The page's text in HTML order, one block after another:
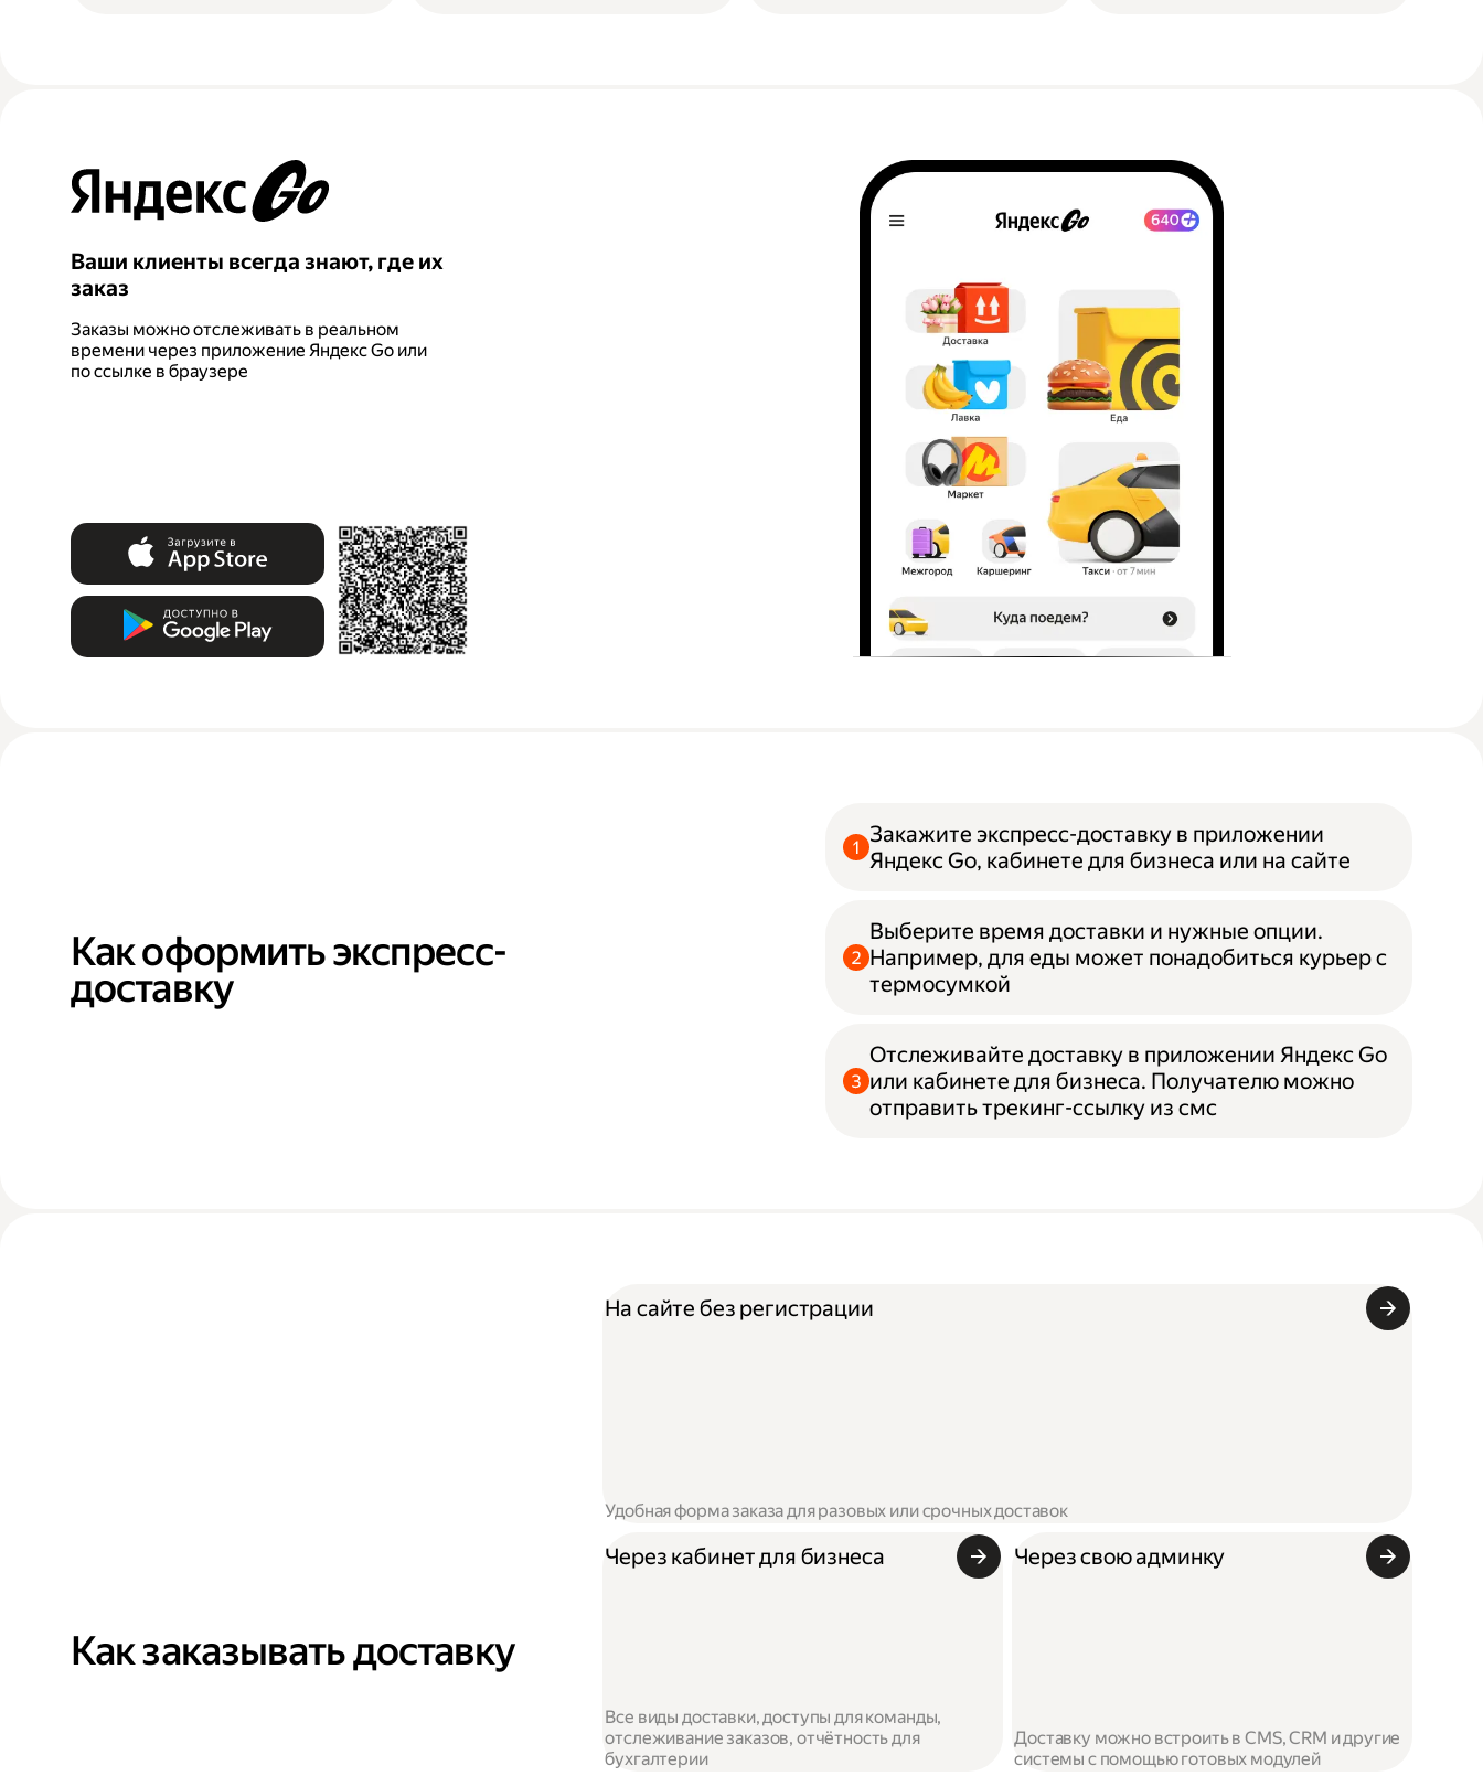
Ваши клиенты всегда знают, где их
заказ
Заказы можно отслеживать в реальном
времени через приложение Яндекс Go или
по ссылке в браузере
Как оформить экспресс-
доставку
Закажите экспресс-доставку в приложении
Яндекс Go, кабинете для бизнеса или на сайте
Выберите время доставки и нужные опции.
Например, для еды может понадобиться курьер с
термосумкой
Отслеживайте доставку в приложении Яндекс Go
или кабинете для бизнеса. Получателю можно
отправить трекинг-ссылку из смс
Как заказывать доставку
На сайте без регистрации
Удобная форма заказа для разовых или срочных доставок
Через кабинет для бизнеса
Все виды доставки, доступы для команды,
отслеживание заказов, отчётность для
бухгалтерии
Через свою админку
Доставку можно встроить в CMS, CRM и другие
системы с помощью готовых модулей